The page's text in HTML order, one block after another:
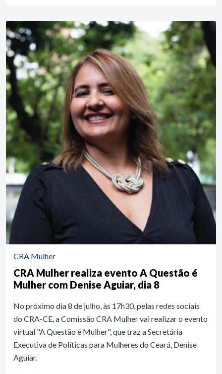
CRA Mulher
CRA Mulher realiza evento A Questão é
Mulher com Denise Aguiar, dia 8
No próximo dia 8 de julho, às 17h30, pelas redes sociais
do CRA-CE, a Comissão CRA Mulher vai realizar o evento
virtual "A Questão é Mulher", que traz a Secretária
Executiva de Políticas para Mulheres do Ceará, Denise
Aguiar.